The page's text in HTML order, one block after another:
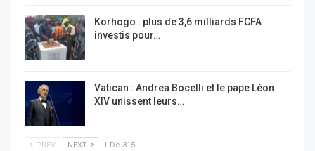
Korhogo : plus de 3,6 milliards FCFA
investis pour…
Vatican : Andrea Bocelli et le pape Léon
XIV unissent leurs…
PREV NEXT 1 De 315